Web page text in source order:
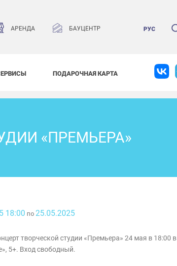
АРЕНДА БАУЦЕНТР РУС
ПОДАРОЧНАЯ КАРТА
«ПРЕМЬЕРА»
18:00 по 25.05.2025
творческой студии «Премьера» 24 мая в 18:00 в
5+. Вход свободный.